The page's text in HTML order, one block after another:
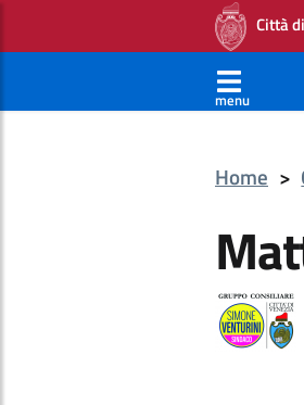
Città
menu
Home >